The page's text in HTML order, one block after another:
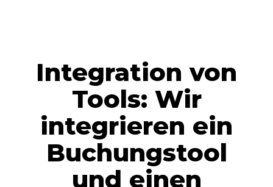
Integration von
Tools: Wir
integrieren ein
Buchungstool
und einen